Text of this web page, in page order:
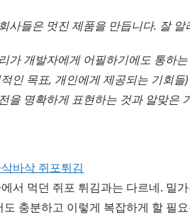
사들은 멋진 제품을 만듭니다. 잘
가 개발자에게 어필하기에도 통하
인 목표, 개인에게 제공되는 기회
을 명확하게 표현하는 것과 알맞은
바삭 쥐포튀김
서 먹던 쥐포 튀김과는 다르네. 밀
도 충분하고 이렇게 복잡하게 할 필